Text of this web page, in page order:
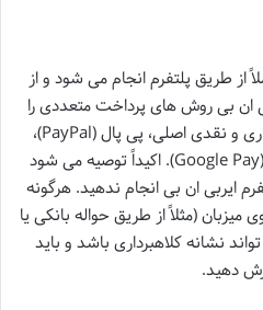
از طریق پلتفرم انجام می شود و از
ان بی روش های پرداخت متعددی را
می پذیرد، از جمله کارت های اعتباری و نقدی اصلی، پی پال (PayPal)،
اپل پی (Apple Pay) و گوگل پی (Google Pay). اکیداً توصیه می شود
ایربی ان بی انجام ندهید. هرگونه
(مثلاً از طریق حواله بانکی یا
نشانه کلاهبرداری باشد و باید
دهید.